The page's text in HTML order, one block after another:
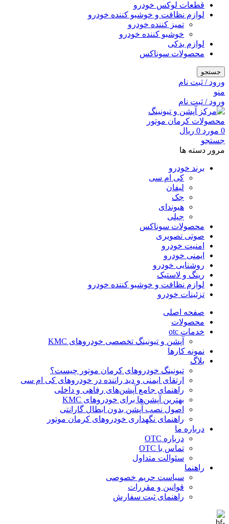
قطعات لوکس خودرو
لوازم نظافت و خوشبو کننده خودرو
تمیز کننده خودرو
خوشبو کننده خودرو
لوازم یدکی
محصولات سوناکس
جستجو
ورود / ثبت نام
منو
ورود / ثبت نام
0 مورد 0 ریال
جستجو
مرور دسته ها
برند خودرو
کی ام سی
لیفان
جک
هیوندای
جیلی
محصولات سوناکس
صوتی تصویری
امنیت خودرو
ایمنی خودرو
روشنایی خودرو
رینگ و لاستیک
لوازم نظافت و خوشبو کننده خودرو
تزئینات خودرو
صفحه اصلی
محصولات
خدمات otc
آپشن و تیونینگ تخصصی خودروهای KMC
نمونه کارها
بلاگ
تیونینگ خودروهای کرمان موتور چیست؟
ارتقای ایمنی و دید راننده در خودروهای کی ام سی
راهنمای جامع آپشن‌های رفاهی و داخلی
بهترین آپشن‌ها برای خودروهای KMC
اصول نصب آپشن بدون ابطال گارانتی
راهنمای نگهداری خودروهای کرمان موتور
درباره ما
درباره OTC
تماس با OTC
سئوالت متداول
راهنما
سیاست حریم خصوصی
قوانین و مقررات
راهنمای ثبت سفارش